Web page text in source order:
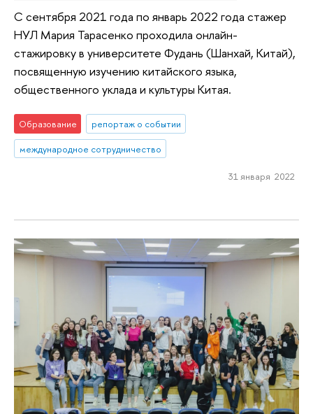
С сентября 2021 года по январь 2022 года стажер
НУЛ Мария Тарасенко проходила онлайн-
стажировку в университете Фудань (Шанхай, Китай),
посвященную изучению китайского языка,
общественного уклада и культуры Китая.
Образование
репортаж о событии
международное сотрудничество
31 января 2022